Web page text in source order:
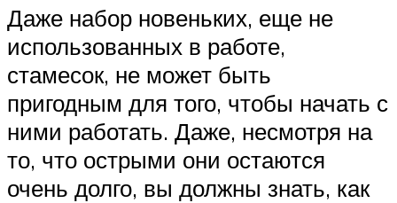
Даже набор новеньких, еще не
использованных в работе,
стамесок, не может быть
пригодным для того, чтобы начать с
ними работать. Даже, несмотря на
то, что острыми они остаются
очень долго, вы должны знать, как